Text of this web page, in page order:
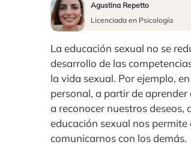
Agustina Repetto
Licenciada en Psicología
La educación sexual no se
desarrollo de las
la vida sexual. Por ejemplo,
personal, a partir de aprender
a reconocer nuestros deseos,
educación sexual nos
comunicarnos con los demás.